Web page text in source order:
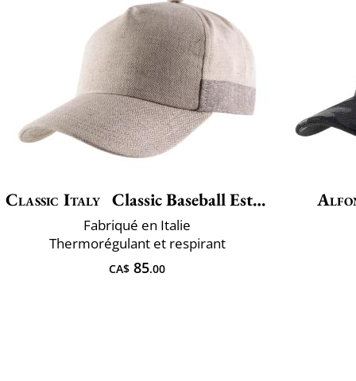
Classic Italy Classic Baseball Estivo
Fabriqué en Italie
Thermorégulant et respirant
CA$ 85.00